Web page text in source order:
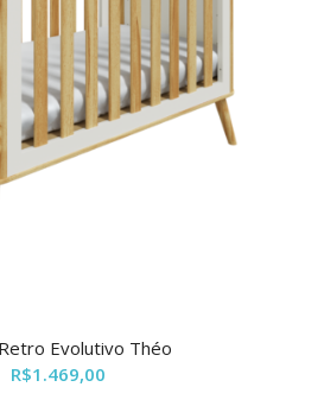
Evolutivo Théo
R$1.469,00